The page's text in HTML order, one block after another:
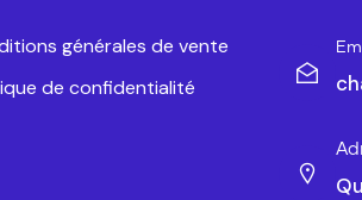
générales de vente
de confidentialité